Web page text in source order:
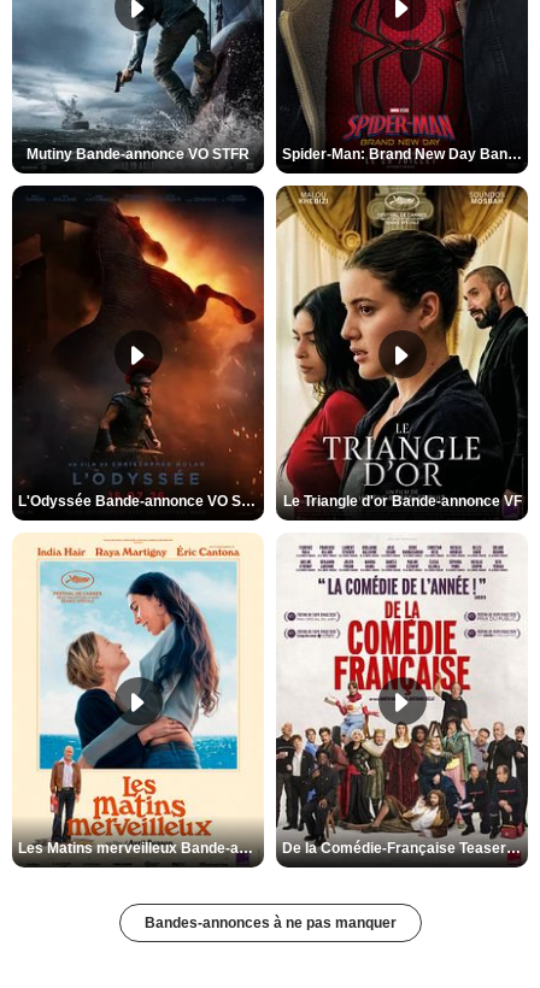
Mutiny Bande-annonce VO STFR Spider-Man: Brand New Day Bande-annonce VO STFR
L'Odyssée Bande-annonce VO STFR Le Triangle d'or Bande-annonce VF
Les Matins merveilleux Bande-annonce VF De la Comédie-Française Teaser VF
Bandes-annonces à ne pas manquer